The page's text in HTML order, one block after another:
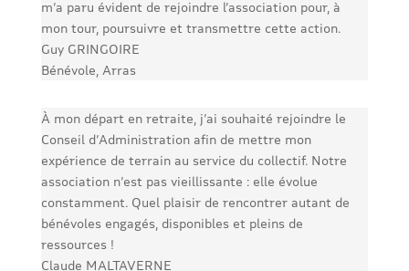
m’a paru évident de rejoindre l’association pour, à
mon tour, poursuivre et transmettre cette action.
Guy GRINGOIRE
Bénévole, Arras
À mon départ en retraite, j’ai souhaité rejoindre le
Conseil d’Administration afin de mettre mon
expérience de terrain au service du collectif. Notre
association n’est pas vieillissante : elle évolue
constamment. Quel plaisir de rencontrer autant de
bénévoles engagés, disponibles et pleins de
ressources !
Claude MALTAVERNE